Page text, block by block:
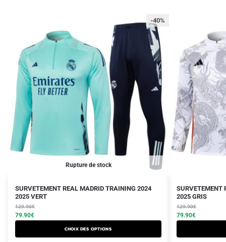
Rupture de stock
-40%
SURVETEMENT REAL MADRID TRAINING 2024
2025 VERT
129.90€
Le
prix
initial
était :
79.90€
Le
prix
actuel
est :
Choix des options
Ce
produit
a
plusieurs
variations.
SURVETEMENT
2025 GRIS
129.90€
Le
prix
initial
était :
79.90€
Le
prix
actuel
est :